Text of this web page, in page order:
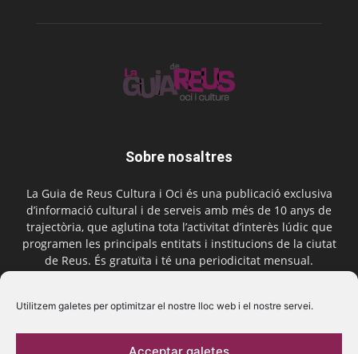
Utilitzem galetes per optimitzar el nostre lloc web i el nostre servei.
Acceptar galetes
Sobre nosaltres
La Guia de Reus Cultura i Oci és una publicació exclusiva
d’informació cultural i de serveis amb més de 10 anys de
trajectòria, que aglutina tota l’activitat d’interès lúdic que
programen les principals entitats i institucions de la ciutat
de Reus. És gratuïta i té una periodicitat mensual.